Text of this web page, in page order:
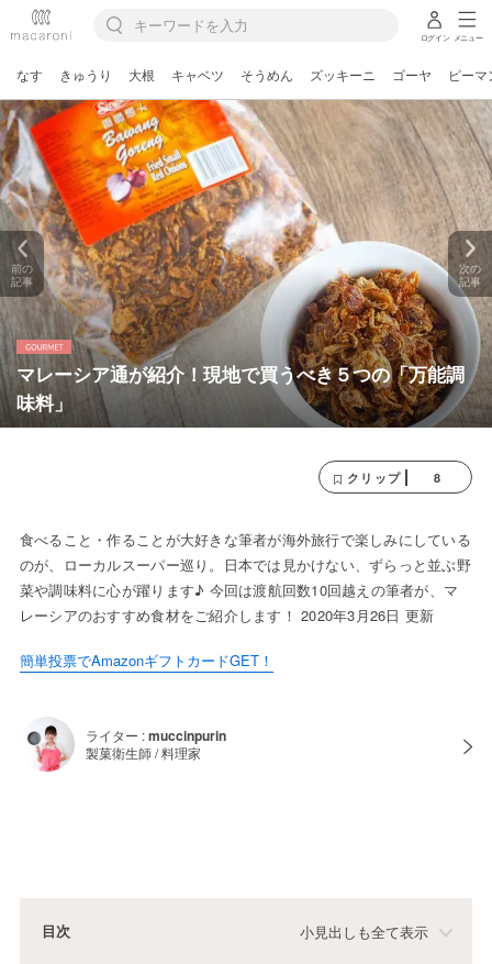
ログイン メニュー
なす きゅうり 大根 キャベツ そうめん ズッキーニ ゴーヤ ピーマ
マレーシア通が紹介！現地で買うべき５つの「万能調
味料」
前の
記事
次の
記事
クリップ 8
食べること・作ることが大好きな筆者が海外旅行で楽しみにしている
のが、ローカルスーパー巡り。日本では見かけない、ずらっと並ぶ野
菜や調味料に心が躍ります♪ 今回は渡航回数10回越えの筆者が、マ
レーシアのおすすめ食材をご紹介します！ 2020年3月26日 更新
簡単投票でAmazonギフトカードGET！
ライター :muccinpurin
製菓衛生師 / 料理家
目次 小見出しも全て表示